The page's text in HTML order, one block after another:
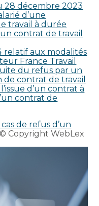
28 décembre 2023
d’une
travail à durée
contrat de travail
relatif aux modalités
France Travail
du refus par un
de contrat de travail
d’un contrat à
contrat de
de refus d’un
Copyright WebLex